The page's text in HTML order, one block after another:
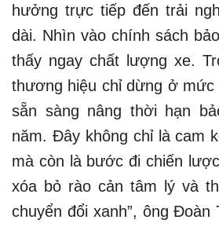
hưởng trực tiếp đến trải
dài. Nhìn vào chính sách
thấy ngay chất lượng xe.
thương hiệu chỉ dừng ở mức
sẵn sàng nâng thời hạn
năm. Đây không chỉ là cam
mà còn là bước đi chiến
xóa bỏ rào cản tâm lý và
chuyển đổi xanh”, ông Đoàn